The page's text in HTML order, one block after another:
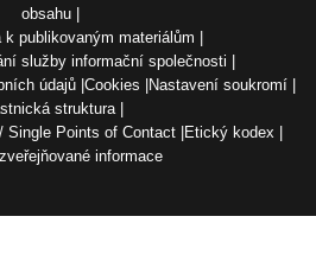
obsahu
k publikovaným materiálům
služby informační společnosti
údajů Cookies Nastavení soukromí
struktura
Points of Contact Etický kodex
informace